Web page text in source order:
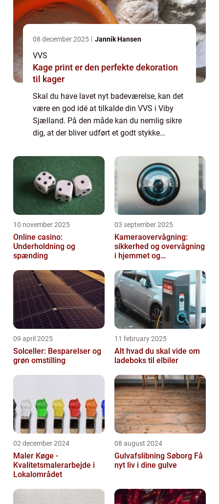
08 december 2025 Jannik Hansen
VVS
Kage print er den perfekte dekoration
til kager
Skal du have lavet nyt badeværelse, kan det
være en god idé at tilkalde din VVS i Viby
Sjælland. På den måde kan du nemlig sikre
dig, at der bliver udført et godt stykke
VVS i Viby Sjælland, kan det væ...
10 november 2025
Online casino:
Underholdning og
spænding
03 september 2025
Kameraovervågning:
sikkerhed og overvågning
i hjemmet og
09 april 2025
Solceller: Besparelser og
grøn omstilling
11 february 2025
Alt hvad du skal vide om
ladeboks til elbiler
02 december 2024
Maler Køge -
Kvalitetsmalerarbejde i
Lokalområdet
08 august 2024
Gulvafslibning Søborg Få
nyt liv i dine gulve